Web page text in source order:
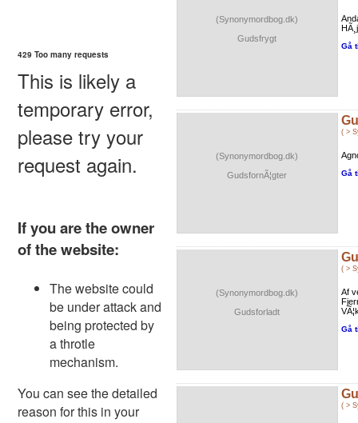
(Synonymordbog.dk)
Gudsfrygt
Gå
(Synonymordbog.dk)
GudsfornÃ¦gter
( >
Gå
(Synonymordbog.dk)
Gudsforladt
( >
Af
Gå
( >